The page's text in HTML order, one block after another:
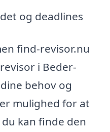
og deadlines
find-revisor.nu
i Beder-
behov og
mulighed for at
kan finde den